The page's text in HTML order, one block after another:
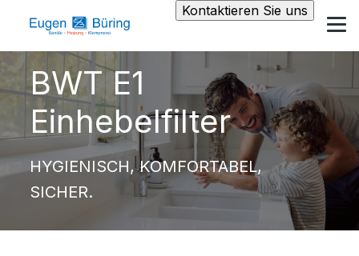
Kontaktieren Sie uns
BWT E1
Einhebelfilter
HYGIENISCH, KOMFORTABEL,
SICHER.